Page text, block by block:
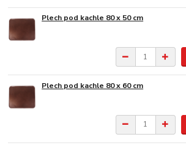
Plech pod kachle 80 x 50 cm
Plech pod kachle 80 x 60 cm